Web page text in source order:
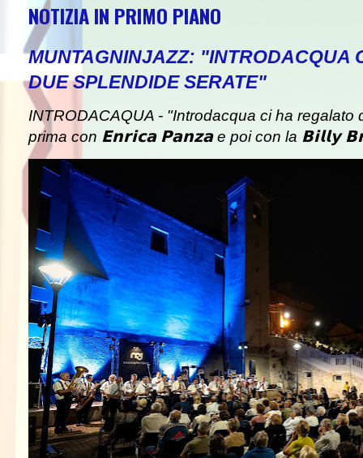
NOTIZIA IN PRIMO PIANO
MUNTAGNINJAZZ: "INTRODACQUA
DUE SPLENDIDE SERATE"
INTRODACAQUA - "Introdacqua ci ha regalato
prima con 𝗘𝗻𝗿𝗶𝗰𝗮 𝗣𝗮𝗻𝘇𝗮 e poi con la 𝗕𝗶𝗹𝗹𝘆